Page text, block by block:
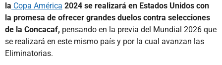
la Copa América 2024 se realizará en Estados Unidos con
la promesa de ofrecer grandes duelos contra selecciones
de la Concacaf, pensando en la previa del Mundial 2026 que
se realizará en este mismo país y por la cual avanzan las
Eliminatorias.